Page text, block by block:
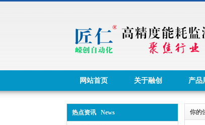
网站首页 关于融创 产品
热点资讯 News 你的